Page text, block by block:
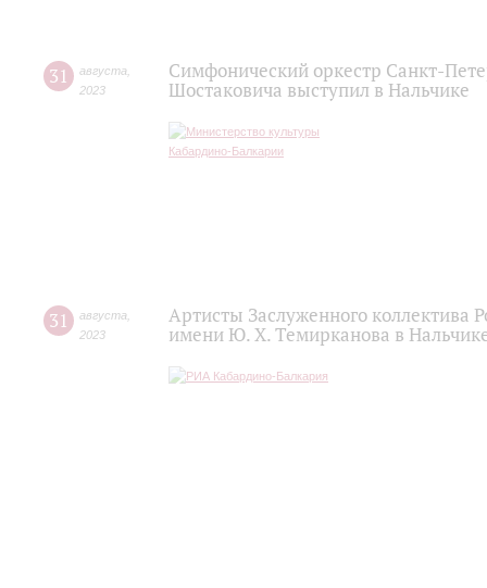
31 августа
2023
Симфонический оркестр Санкт-
Шостаковича выступил в Нальчике
31 августа
2023
Артисты Заслуженного
имени Ю. Х. Темирканова в